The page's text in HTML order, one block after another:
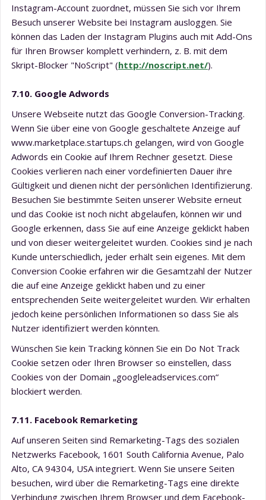
Instagram-Account zuordnet, müssen Sie sich vor Ihrem
Besuch unserer Website bei Instagram ausloggen. Sie
können das Laden der Instagram Plugins auch mit Add-Ons
für Ihren Browser komplett verhindern, z. B. mit dem
Skript-Blocker "NoScript" (http://noscript.net/).
7.10. Google Adwords
Unsere Webseite nutzt das Google Conversion-Tracking.
Wenn Sie über eine von Google geschaltete Anzeige auf
www.marketplace.startups.ch gelangen, wird von Google
Adwords ein Cookie auf Ihrem Rechner gesetzt. Diese
Cookies verlieren nach einer vordefinierten Dauer ihre
Gültigkeit und dienen nicht der persönlichen Identifizierung.
Besuchen Sie bestimmte Seiten unserer Website erneut
und das Cookie ist noch nicht abgelaufen, können wir und
Google erkennen, dass Sie auf eine Anzeige geklickt haben
und von dieser weitergeleitet wurden. Cookies sind je nach
Kunde unterschiedlich, jeder erhält sein eigenes. Mit dem
Conversion Cookie erfahren wir die Gesamtzahl der Nutzer
die auf eine Anzeige geklickt haben und zu einer
entsprechenden Seite weitergeleitet wurden. Wir erhalten
jedoch keine persönlichen Informationen so dass Sie als
Nutzer identifiziert werden könnten.
Wünschen Sie kein Tracking können Sie ein Do Not Track
Cookie setzen oder Ihren Browser so einstellen, dass
Cookies von der Domain „googleleadservices.com“
blockiert werden.
7.11. Facebook Remarketing
Auf unseren Seiten sind Remarketing-Tags des sozialen
Netzwerks Facebook, 1601 South California Avenue, Palo
Alto, CA 94304, USA integriert. Wenn Sie unsere Seiten
besuchen, wird über die Remarketing-Tags eine direkte
Verbindung zwischen Ihrem Browser und dem Facebook-